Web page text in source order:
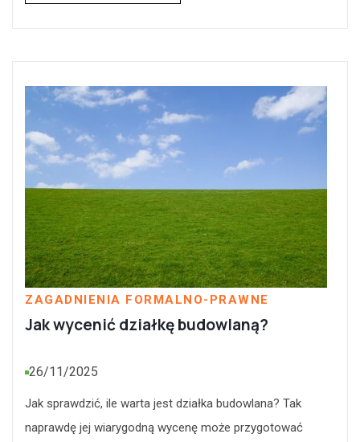
ZAGADNIENIA FORMALNO-PRAWNE
Jak wycenić działkę budowlaną?
26/11/2025
Jak sprawdzić, ile warta jest działka budowlana? Tak
naprawdę jej wiarygodną wycenę może przygotować